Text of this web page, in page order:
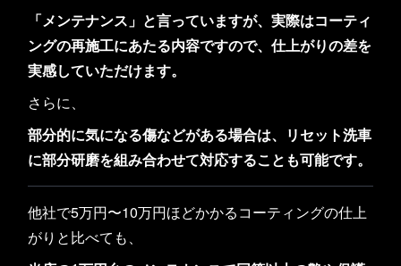
「メンテナンス」と言っていますが、実際はコーティ
ングの再施工にあたる内容ですので、仕上がりの差を
実感していただけます。
さらに、
部分的に気になる傷などがある場合は、リセット洗車
に部分研磨を組み合わせて対応することも可能です。
他社で5万円〜10万円ほどかかるコーティングの仕上
がりと比べても、